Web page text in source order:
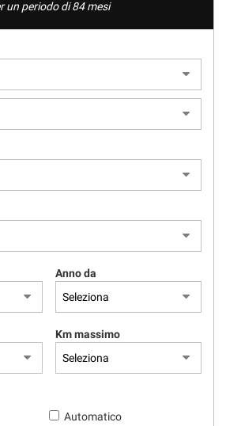
un periodo di 84 mesi
Anno da
Km massimo
Automatico